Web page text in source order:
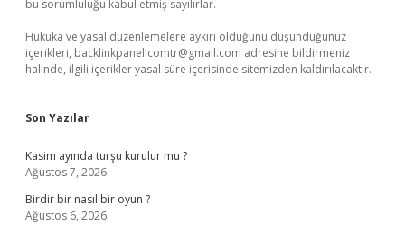
bu sorumluluğu kabul etmiş sayılırlar.
Hukuka ve yasal düzenlemelere aykırı olduğunu düşündüğünüz
içerikleri, backlinkpanelicomtr@gmail.com adresine bildirmeniz
halinde, ilgili içerikler yasal süre içerisinde sitemizden kaldırılacaktır.
Son Yazılar
Kasim ayında turşu kurulur mu ?
Ağustos 7, 2026
Birdir bir nasıl bir oyun ?
Ağustos 6, 2026